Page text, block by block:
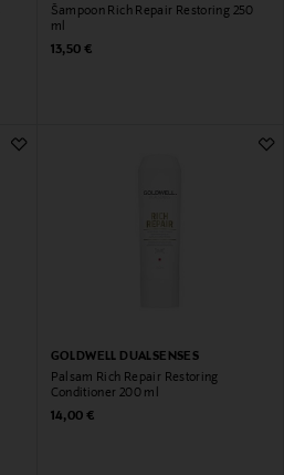
Šampoon Rich Repair Restoring 250
ml
Original Price
13,50 €
GOLDWELL DUALSENSES
Palsam Rich Repair Restoring
Conditioner 200 ml
Original Price
14,00 €